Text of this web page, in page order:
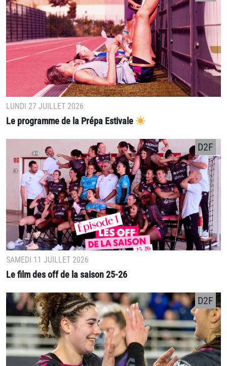
LUNDI 27 JUILLET 2026
Le programme de la Prépa Estivale
SAMEDI 11 JUILLET 2026
Le film des off de la saison 25-26
D2F
D2F